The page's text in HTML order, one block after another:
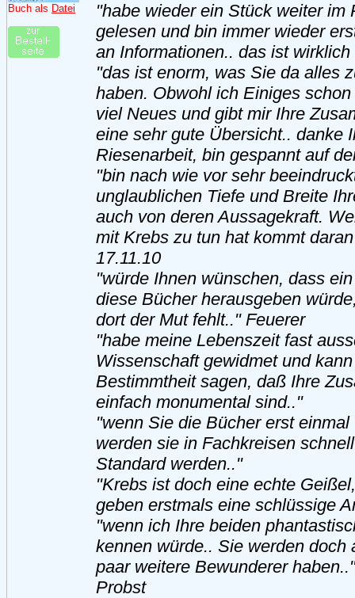
Buch als Datei
"habe wieder ein Stück weiter im
gelesen und bin immer wieder
an Informationen.. das ist
"das ist enorm, was Sie da alles
haben. Obwohl ich Einiges
viel Neues und gibt mir Ihre
eine sehr gute Übersicht.. danke
Riesenarbeit, bin gespannt auf
"bin nach wie vor sehr
unglaublichen Tiefe und Breite
auch von deren Aussagekraft.
mit Krebs zu tun hat kommt
17.11.10
"würde Ihnen wünschen, dass
diese Bücher herausgeben
dort der Mut fehlt.." Feuerer
"habe meine Lebenszeit fast
Wissenschaft gewidmet und
Bestimmtheit sagen, daß Ihre
einfach monumental sind.."
"wenn Sie die Bücher erst
werden sie in Fachkreisen
Standard werden.."
"Krebs ist doch eine echte
geben erstmals eine schlüssige
"wenn ich Ihre beiden
kennen würde.. Sie werden doch
paar weitere Bewunderer
Probst